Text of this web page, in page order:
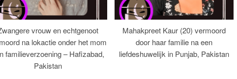
vrouw en echtgenoot
na lokactie onder het mom
familieverzoening – Hafizabad,
Pakistan
Mahakpreet Kaur (20) vermoord
door haar familie na een
liefdeshuwelijk in Punjab, Pakistan